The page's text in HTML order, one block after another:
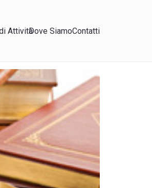
AttivitàDove SiamoContatti